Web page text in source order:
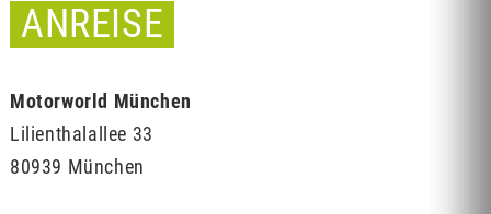
ANREISE
Motorworld München
Lilienthalallee 33
80939 München